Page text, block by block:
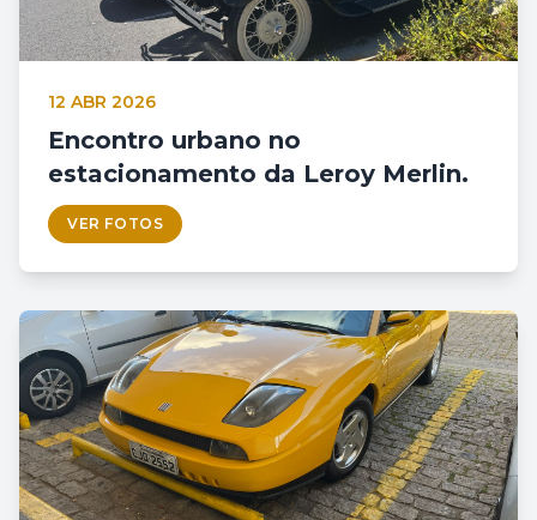
12 ABR 2026
Encontro urbano no
estacionamento da Leroy Merlin.
VER FOTOS